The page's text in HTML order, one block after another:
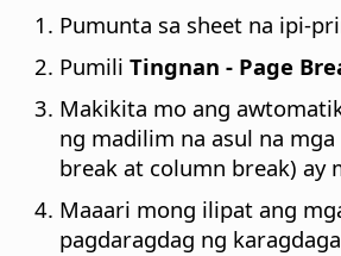
Pumunta sa sheet na ipi-
Pumili Tingnan - Page
Makikita mo ang
ng madilim na asul na
break at column break) ay
Maaari mong ilipat ang
pagdaragdag ng